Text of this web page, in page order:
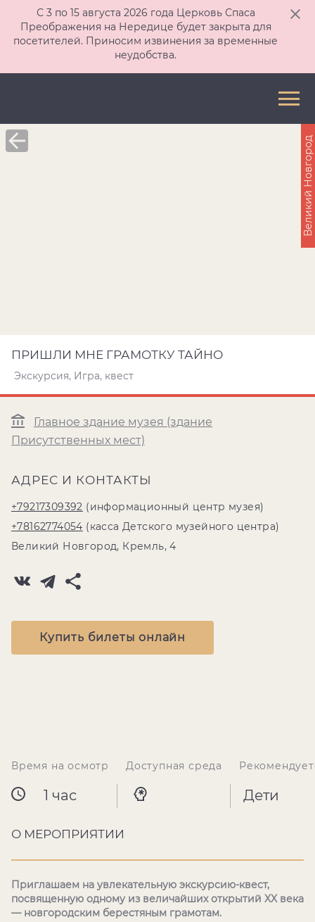
С 3 по 15 августа 2026 года Церковь Спаса
Преображения на Нередице будет закрыта для
посетителей. Приносим извинения за временные
неудобства.
ПРИШЛИ МНЕ ГРАМОТКУ ТАЙНО
Экскурсия, Игра, квест
Главное здание музея (здание
Присутственных мест)
АДРЕС И КОНТАКТЫ
+79217309392 (информационный центр музея)
+78162774054 (касса Детского музейного центра)
Великий Новгород, Кремль, 4
Купить билеты онлайн
Великий Новгород
Время на осмотр
1 час
Доступная среда
Дети
О МЕРОПРИЯТИИ
Приглашаем на увлекательную экскурсию-квест,
посвященную одному из величайших открытий XX века
— новгородским берестяным грамотам.